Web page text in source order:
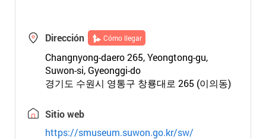
Dirección Cómo llegar
Changnyong-daero 265, Yeongtong-gu,
Suwon-si, Gyeonggi-do
경기도 수원시 영통구 창룡대로 265 (이의동)
Sitio web
https://smuseum.suwon.go.kr/sw/